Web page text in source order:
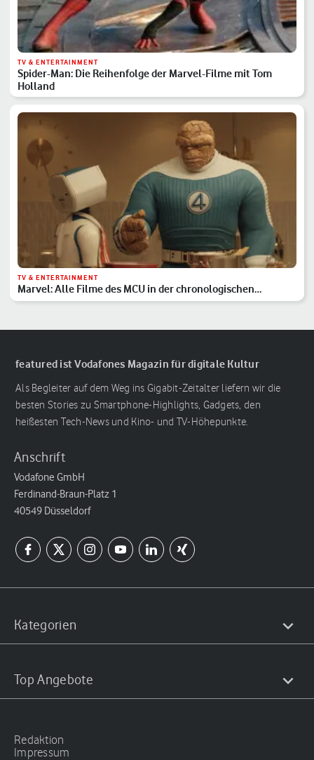
TV & ENTERTAINMENT
Spider-Man: Die Reihenfolge der Marvel-Filme mit Tom
Holland
TV & ENTERTAINMENT
Marvel: Alle Filme des MCU in der chronologischen
Reihenfolge
featured ist Vodafones Magazin für digitale Kultur
Als Begleiter auf dem Weg ins Gigabit-Zeitalter liefern wir die
besten Stories zu Smartphone-Highlights, Gadgets, den
heißesten Tech-News und Kino- und TV-Höhepunkte.
Anschrift
Vodafone GmbH
Ferdinand-Braun-Platz 1
40549 Düsseldorf
Kategorien
Top Angebote
Redaktion
Impressum